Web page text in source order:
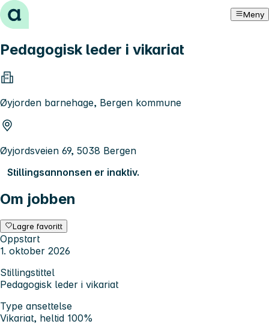
Hopp til innhold Meny
Pedagogisk leder i vikariat
Øyjorden barnehage, Bergen kommune
Øyjordsveien 69, 5038 Bergen
Stillingsannonsen er inaktiv.
Om jobben
Lagre favoritt
Oppstart
1. oktober 2026
Stillingstittel
Pedagogisk leder i vikariat
Type ansettelse
Vikariat, heltid 100%